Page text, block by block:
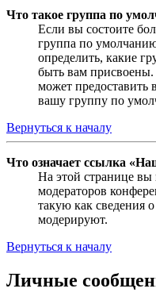
Что такое группа по
Если вы состоите
группа по
определить, какие
быть вам
может предоставить
вашу группу по
Вернуться к началу
Что означает ссылка
На этой странице вы
модераторов
такую как сведения
модерируют.
Вернуться к началу
Личные